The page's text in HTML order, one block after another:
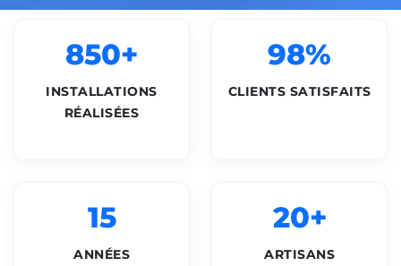
850+
INSTALLATIONS
RÉALISÉES
98%
CLIENTS SATISFAITS
15
ANNÉES
20+
ARTISANS